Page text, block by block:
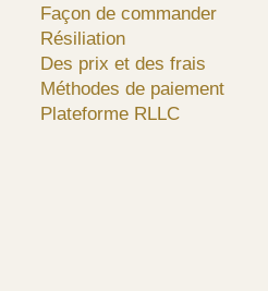
Façon de commander
Résiliation
Des prix et des frais
Méthodes de paiement
Plateforme RLLC